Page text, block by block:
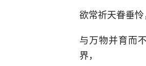
欲常祈天眷垂
与万物并育而
界，